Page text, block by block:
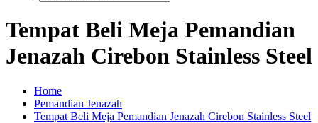
Tempat Beli Meja Pemandian
Jenazah Cirebon Stainless Steel
Home
Pemandian Jenazah
Tempat Beli Meja Pemandian Jenazah Cirebon Stainless Steel